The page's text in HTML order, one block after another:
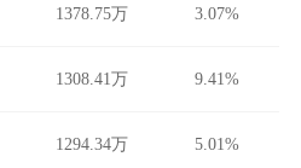
1378.75万 3.07%
1308.41万 9.41%
1294.34万 5.01%